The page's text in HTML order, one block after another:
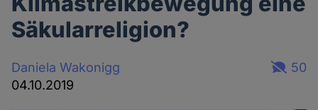
Säkularreligion?
Daniela Wakonigg
04.10.2019
50